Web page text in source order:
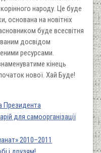
народу. Це буде
основана на новітніх
буде всесвітня
досвідом
ресурсами.
кінець
початок нової. Хай Буде!
Президента
для самоорганізації
2010–2011